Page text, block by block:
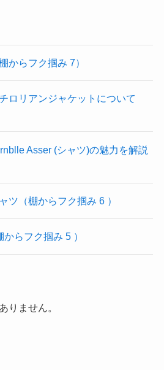
からフク掴み 7）
ロリアンジャケットについて
Asser (シャツ)の魅力を解説
ツ（棚からフク掴み 6 ）
らフク掴み 5 ）
りません。